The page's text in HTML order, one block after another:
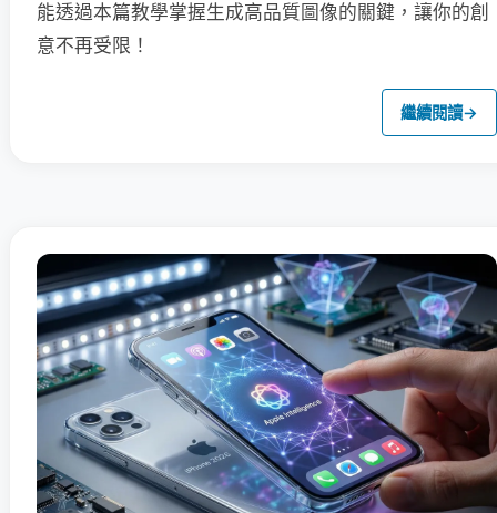
能透過本篇教學掌握生成高品質圖像的關鍵，讓你的創
意不再受限！
繼續閱讀→